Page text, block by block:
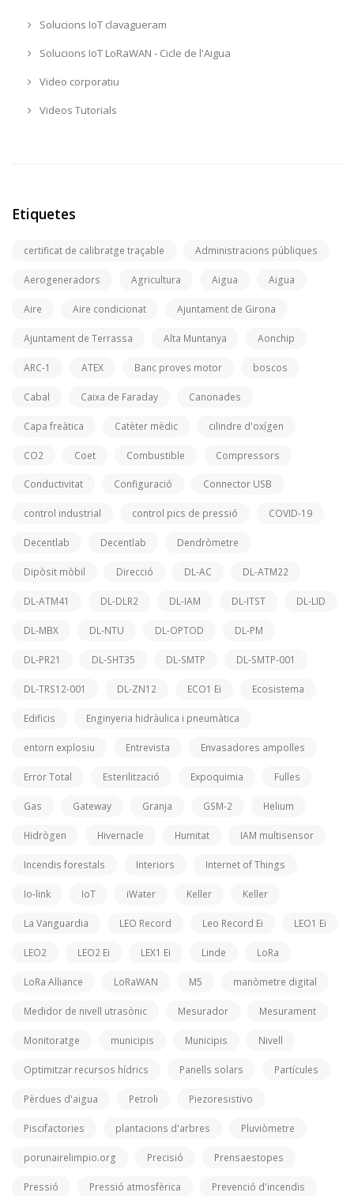
Solucions IoT clavagueram
Solucions IoT LoRaWAN - Cicle de l'Aigua
Video corporatiu
Videos Tutorials
Etiquetes
certificat de calibratge traçable Administracions públiques
Aerogeneradors Agricultura Aigua Aigua
Aire Aire condicionat Ajuntament de Girona
Ajuntament de Terrassa Alta Muntanya Aonchip
ARC-1 ATEX Banc proves motor boscos
Cabal Caixa de Faraday Canonades
Capa freàtica Catèter mèdic cilindre d'oxígen
CO2 Coet Combustible Compressors
Conductivitat Configuració Connector USB
control industrial control pics de pressió COVID-19
Decentlab Decentlab Dendròmetre
Dipòsit mòbil Direcció DL-AC DL-ATM22
DL-ATM41 DL-DLR2 DL-IAM DL-ITST DL-LID
DL-MBX DL-NTU DL-OPTOD DL-PM
DL-PR21 DL-SHT35 DL-SMTP DL-SMTP-001
DL-TRS12-001 DL-ZN12 ECO1 Ei Ecosistema
Edificis Enginyeria hidràulica i pneumàtica
entorn explosiu Entrevista Envasadores ampolles
Error Total Esterilització Expoquimia Fulles
Gas Gateway Granja GSM-2 Helium
Hidrògen Hivernacle Humitat IAM multisensor
Incendis forestals Interiors Internet of Things
Io-link IoT iWater Keller Keller
La Vanguardia LEO Record Leo Record Ei LEO1 Ei
LEO2 LEO2 Ei LEX1 Ei Linde LoRa
LoRa Alliance LoRaWAN M5 manòmetre digital
Medidor de nivell utrasònic Mesurador Mesurament
Monitoratge municipis Municipis Nivell
Optimitzar recursos hídrics Panells solars Partícules
Pèrdues d'aigua Petroli Piezoresistivo
Piscifactories plantacions d'arbres Pluviòmetre
porunairelimpio.org Precisió Prensaestopes
Pressió Pressió atmosfèrica Prevenció d'incendis